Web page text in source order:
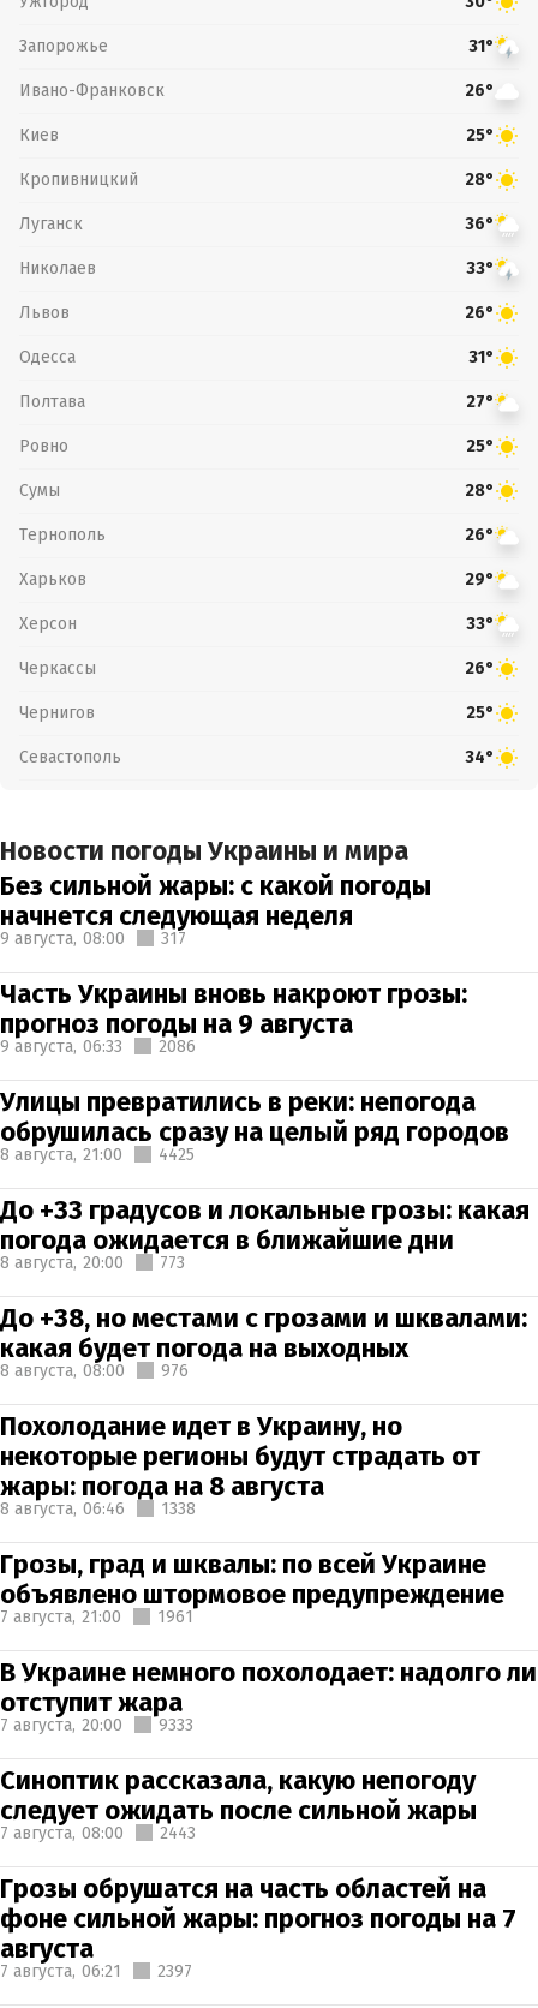
Запорожье 31°
Ивано-Франковск 26°
Киев 25°
Кропивницкий 28°
Луганск 36°
Николаев 33°
Львов 26°
Одесса 31°
Полтава 27°
Ровно 25°
Сумы 28°
Тернополь 26°
Харьков 29°
Херсон 33°
Черкассы 26°
Чернигов 25°
Севастополь 34°
Новости погоды Украины и мира
Без сильной жары: с какой погоды
начнется следующая неделя
9 августа, 08:00 317
Часть Украины вновь накроют грозы:
прогноз погоды на 9 августа
9 августа, 06:33 2086
Улицы превратились в реки: непогода
обрушилась сразу на целый ряд городов
8 августа, 21:00 4425
До +33 градусов и локальные грозы: какая
погода ожидается в ближайшие дни
8 августа, 20:00 773
До +38, но местами с грозами и шквалами:
какая будет погода на выходных
8 августа, 08:00 976
Похолодание идет в Украину, но
некоторые регионы будут страдать от
жары: погода на 8 августа
8 августа, 06:46 1338
Грозы, град и шквалы: по всей Украине
объявлено штормовое предупреждение
7 августа, 21:00 1961
В Украине немного похолодает: надолго ли
отступит жара
7 августа, 20:00 9333
Синоптик рассказала, какую непогоду
следует ожидать после сильной жары
7 августа, 08:00 2443
Грозы обрушатся на часть областей на
фоне сильной жары: прогноз погоды на 7
августа
7 августа, 06:21 2397